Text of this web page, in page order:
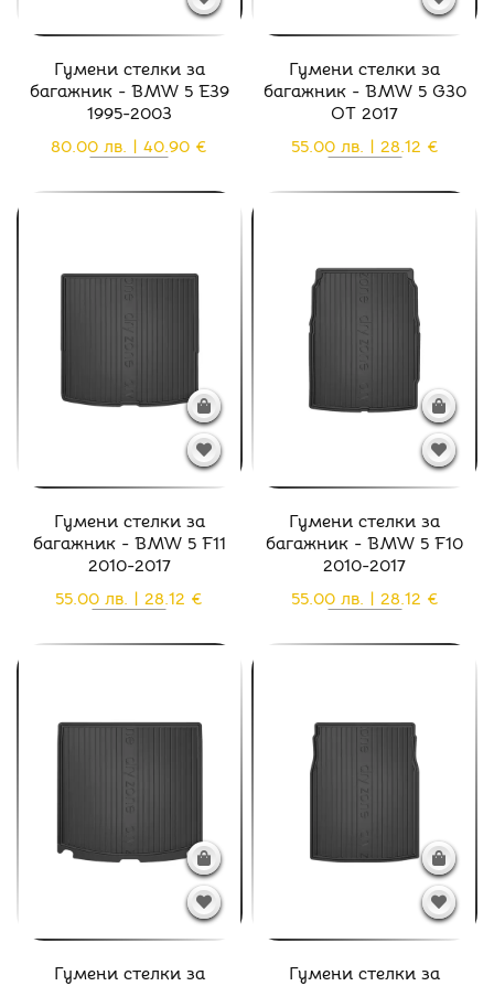
Гумени стелки за
багажник - BMW 5 E39
1995-2003
80.00 лв. | 40.90 €
Гумени стелки за
багажник - BMW 5 G30
ОТ 2017
55.00 лв. | 28.12 €
Гумени стелки за
багажник - BMW 5 F11
2010-2017
55.00 лв. | 28.12 €
Гумени стелки за
багажник - BMW 5 F10
2010-2017
55.00 лв. | 28.12 €
Гумени стелки за
Гумени стелки за